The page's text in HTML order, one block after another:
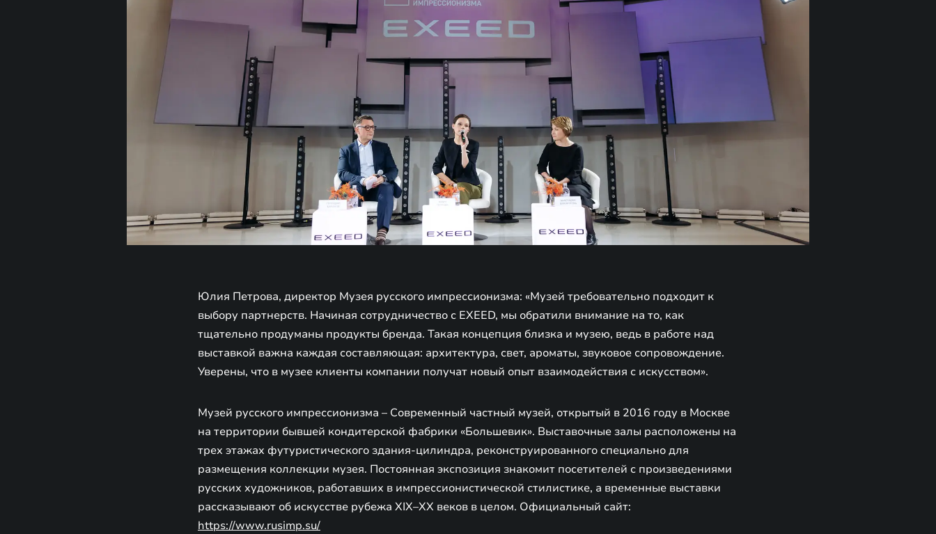
Юлия Петрова, директор Музея русского импрессионизма: «Музей требовательно подходит к
выбору партнерств. Начиная сотрудничество с EXEED, мы обратили внимание на то, как
тщательно продуманы продукты бренда. Такая концепция близка и музею, ведь в работе над
выставкой важна каждая составляющая: архитектура, свет, ароматы, звуковое сопровождение.
Уверены, что в музее клиенты компании получат новый опыт взаимодействия с искусством».
Музей русского импрессионизма – Современный частный музей, открытый в 2016 году в Москве
на территории бывшей кондитерской фабрики «Большевик». Выставочные залы расположены на
трех этажах футуристического здания-цилиндра, реконструированного специально для
размещения коллекции музея. Постоянная экспозиция знакомит посетителей с произведениями
русских художников, работавших в импрессионистической стилистике, а временные выставки
рассказывают об искусстве рубежа XIX–XX веков в целом. Официальный сайт:
https://www.rusimp.su/